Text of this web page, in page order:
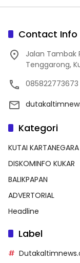
Contact Info
Jalan Tambak
Tenggarong,
085822773673
Kategori
KUTAI KARTANEGARA
DISKOMINFO KUKAR
BALIKPAPAN
ADVERTORIAL
Headline
Label